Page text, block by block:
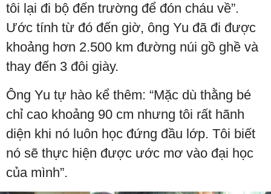
tôi lại đi bộ đến trường để đón cháu về”.
Ước tính từ đó đến giờ, ông Yu đã đi được
khoảng hơn 2.500 km đường núi gồ ghề và
thay đến 3 đôi giày.
Ông Yu tự hào kể thêm: “Mặc dù thằng bé
chỉ cao khoảng 90 cm nhưng tôi rất hãnh
diện khi nó luôn học đứng đầu lớp. Tôi biết
nó sẽ thực hiện được ước mơ vào đại học
của mình”.